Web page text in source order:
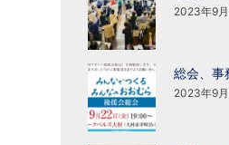
2023年9
総会、事
2023年9